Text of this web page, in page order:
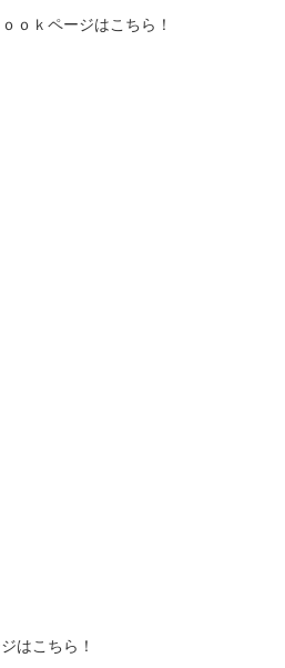
ｏｋページはこちら！
はこちら！